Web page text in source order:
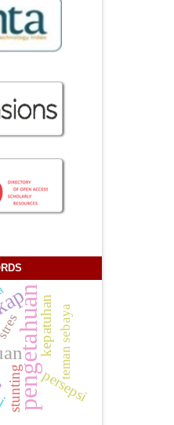
pengetahuankepatuhan
stunting persepsi
teman sebaya